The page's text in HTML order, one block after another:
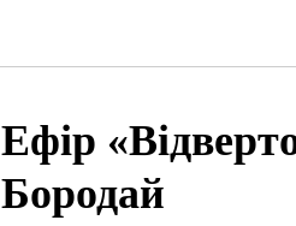
Ефір
Бородай